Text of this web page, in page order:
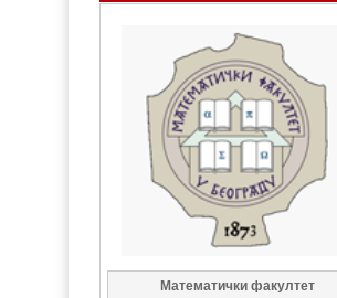
Математички факултет